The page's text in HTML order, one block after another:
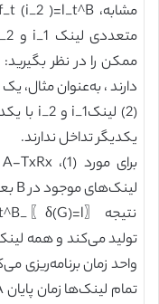
یکدیگر تداخل ندارند.